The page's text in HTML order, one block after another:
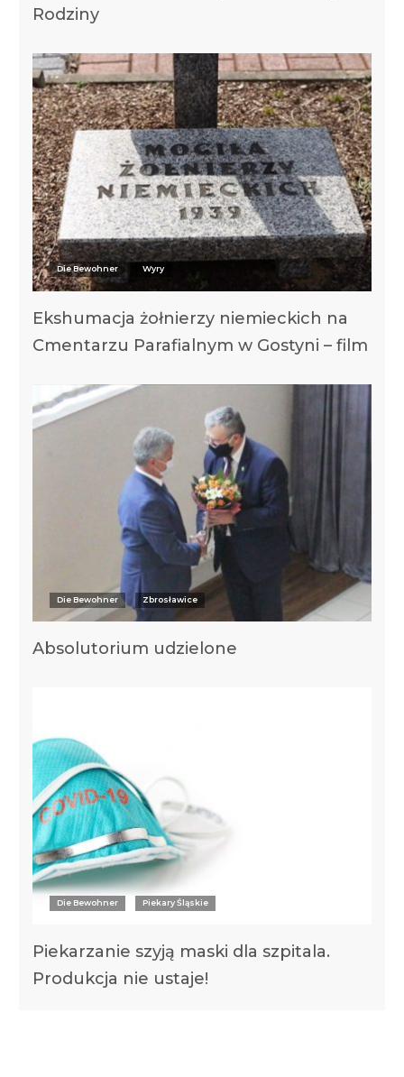
Rodziny
Die Bewohner Wyry
Ekshumacja żołnierzy niemieckich na
Cmentarzu Parafialnym w Gostyni – film
Die Bewohner Zbrosławice
Absolutorium udzielone
Die Bewohner Piekary Śląskie
Piekarzanie szyją maski dla szpitala.
Produkcja nie ustaje!